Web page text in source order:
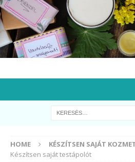
HOME
KÉSZÍTSEN SAJÁT
Készítsen saját testápolót